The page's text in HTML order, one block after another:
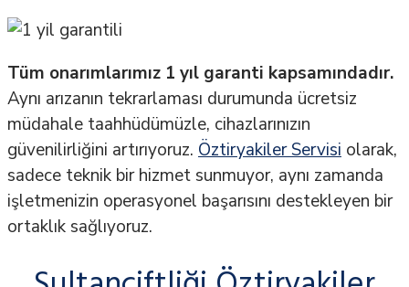
Tüm onarımlarımız 1 yıl garanti kapsamındadır.
Aynı arızanın tekrarlaması durumunda ücretsiz
müdahale taahhüdümüzle, cihazlarınızın
güvenilirliğini artırıyoruz. Öztiryakiler Servisi olarak,
sadece teknik bir hizmet sunmuyor, aynı zamanda
işletmenizin operasyonel başarısını destekleyen bir
ortaklık sağlıyoruz.